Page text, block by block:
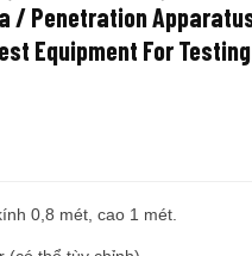
/ Penetration
Equipment For Testing
0,8 mét, cao 1 mét.